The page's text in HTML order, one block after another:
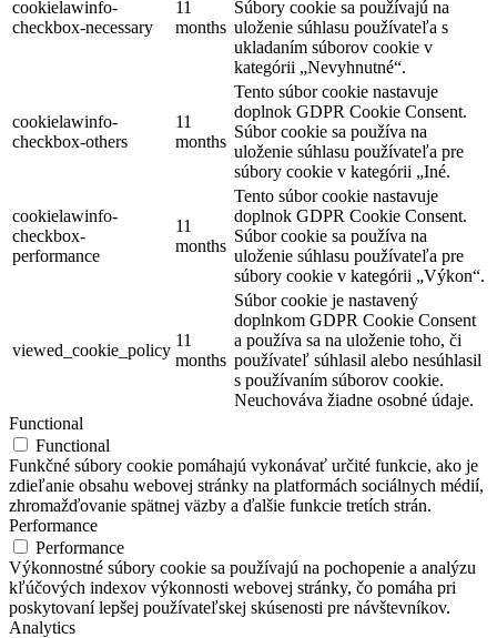
cookielawinfo-
checkbox-necessary
11
months
Súbory cookie sa používajú na
uloženie súhlasu používateľa s
ukladaním súborov cookie v
kategórii „Nevyhnutné“.
cookielawinfo-
checkbox-others
11
months
Tento súbor cookie nastavuje
doplnok GDPR Cookie Consent.
Súbor cookie sa používa na
uloženie súhlasu používateľa pre
súbory cookie v kategórii „Iné.
cookielawinfo-
checkbox-
performance
11
months
Tento súbor cookie nastavuje
doplnok GDPR Cookie Consent.
Súbor cookie sa používa na
uloženie súhlasu používateľa pre
súbory cookie v kategórii „Výkon“.
viewed_cookie_policy
11
months
Súbor cookie je nastavený
doplnkom GDPR Cookie Consent
a používa sa na uloženie toho, či
používateľ súhlasil alebo nesúhlasil
s používaním súborov cookie.
Neuchováva žiadne osobné údaje.
Functional
Functional
Funkčné súbory cookie pomáhajú vykonávať určité funkcie, ako je
zdieľanie obsahu webovej stránky na platformách sociálnych médií,
zhromažďovanie spätnej väzby a ďalšie funkcie tretích strán.
Performance
Performance
Výkonnostné súbory cookie sa používajú na pochopenie a analýzu
kľúčových indexov výkonnosti webovej stránky, čo pomáha pri
poskytovaní lepšej používateľskej skúsenosti pre návštevníkov.
Analytics